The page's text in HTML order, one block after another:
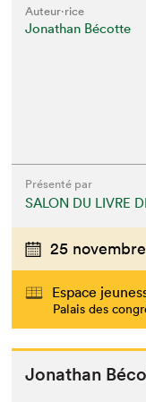
Auteur·rice
Jonathan Bécotte
Présenté par
SALON DU LIVRE
25
Espace
Palais des
Jonathan